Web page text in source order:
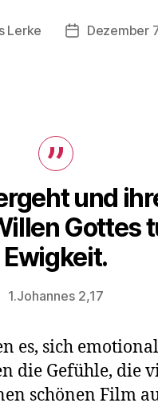
Lerke Beitragsdatum
Dezember
und
Gottes
Ewigkeit.
1.Johannes 2,17
es, sich
die Gefühle, die
schönen Film